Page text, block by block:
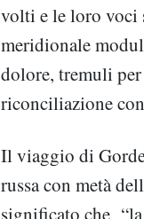
volti e le loro voci
meridionale
dolore, tremuli
riconciliazione
Il viaggio di
russa con metà
significato che “la